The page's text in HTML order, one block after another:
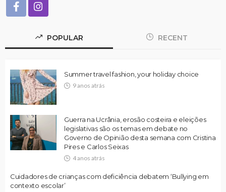
POPULAR RECENT
Summer travel fashion, your holiday choice
9 anos atrás
Guerra na Ucrânia, erosão costeira e eleições
legislativas são os temas em debate no
Governo de Opinião desta semana com Cristina
Pires e Carlos Seixas
4 anos atrás
Cuidadores de crianças com deficiência debatem ‘Bullying em
contexto escolar’